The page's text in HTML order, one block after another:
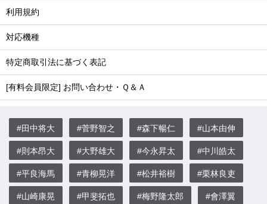
利用規約
対応機種
特定商取引法に基づく表記
[有料会員限定] お問い合わせ・Ｑ＆Ａ
#田中将大 #菅野智之 #森下暢仁 #山本由伸
#則本昂大 #大野雄大 #今永昇太 #中川皓太
#平良海馬 #青柳晃洋 #松井裕樹 #栗林良吏
#山崎康晃 #甲斐拓也 #梅野隆太郎 #會澤翼